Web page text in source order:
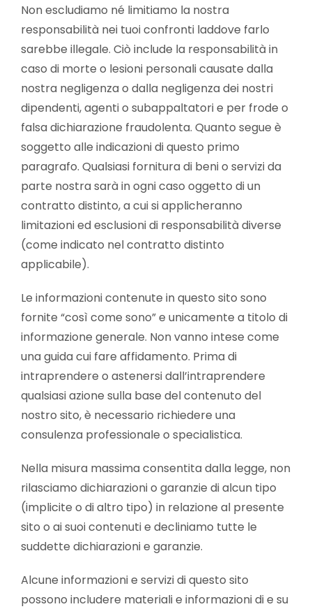
Non escludiamo né limitiamo la nostra
responsabilità nei tuoi confronti laddove farlo
sarebbe illegale. Ciò include la responsabilità in
caso di morte o lesioni personali causate dalla
nostra negligenza o dalla negligenza dei nostri
dipendenti, agenti o subappaltatori e per frode o
falsa dichiarazione fraudolenta. Quanto segue è
soggetto alle indicazioni di questo primo
paragrafo. Qualsiasi fornitura di beni o servizi da
parte nostra sarà in ogni caso oggetto di un
contratto distinto, a cui si applicheranno
limitazioni ed esclusioni di responsabilità diverse
(come indicato nel contratto distinto
applicabile).
Le informazioni contenute in questo sito sono
fornite “così come sono” e unicamente a titolo di
informazione generale. Non vanno intese come
una guida cui fare affidamento. Prima di
intraprendere o astenersi dall’intraprendere
qualsiasi azione sulla base del contenuto del
nostro sito, è necessario richiedere una
consulenza professionale o specialistica.
Nella misura massima consentita dalla legge, non
rilasciamo dichiarazioni o garanzie di alcun tipo
(implicite o di altro tipo) in relazione al presente
sito o ai suoi contenuti e decliniamo tutte le
suddette dichiarazioni e garanzie.
Alcune informazioni e servizi di questo sito
possono includere materiali e informazioni di e su